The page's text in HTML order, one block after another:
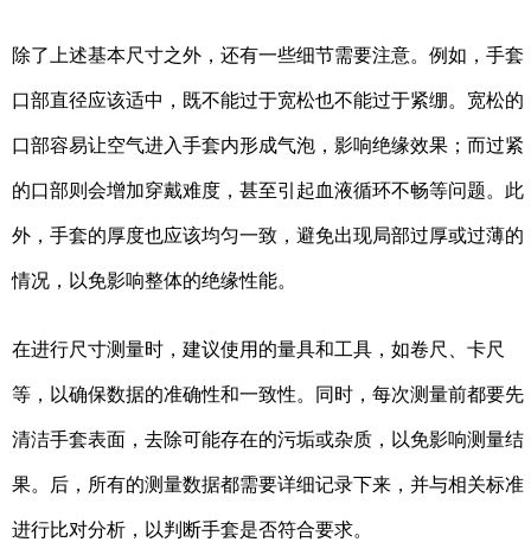
除了上述基本尺寸之外，还有一些细节需要注意。例如，手套
口部直径应该适中，既不能过于宽松也不能过于紧绷。宽松的
口部容易让空气进入手套内形成气泡，影响绝缘效果；而过紧
的口部则会增加穿戴难度，甚至引起血液循环不畅等问题。此
外，手套的厚度也应该均匀一致，避免出现局部过厚或过薄的
情况，以免影响整体的绝缘性能。
在进行尺寸测量时，建议使用的量具和工具，如卷尺、卡尺
等，以确保数据的准确性和一致性。同时，每次测量前都要先
清洁手套表面，去除可能存在的污垢或杂质，以免影响测量结
果。后，所有的测量数据都需要详细记录下来，并与相关标准
进行比对分析，以判断手套是否符合要求。